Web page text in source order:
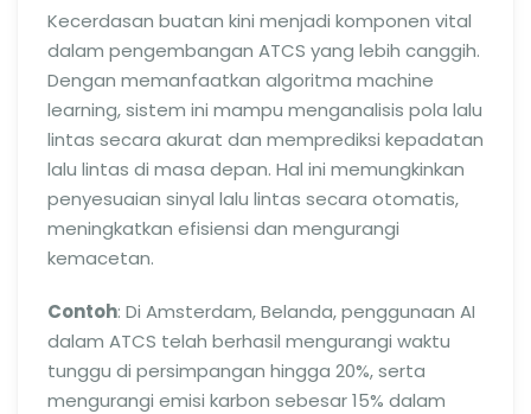
Kecerdasan buatan kini menjadi komponen vital
dalam pengembangan ATCS yang lebih canggih.
Dengan memanfaatkan algoritma machine
learning, sistem ini mampu menganalisis pola lalu
lintas secara akurat dan memprediksi kepadatan
lalu lintas di masa depan. Hal ini memungkinkan
penyesuaian sinyal lalu lintas secara otomatis,
meningkatkan efisiensi dan mengurangi
kemacetan.
Contoh: Di Amsterdam, Belanda, penggunaan AI
dalam ATCS telah berhasil mengurangi waktu
tunggu di persimpangan hingga 20%, serta
mengurangi emisi karbon sebesar 15% dalam